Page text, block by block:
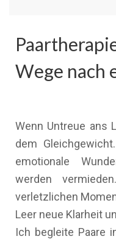
Wege nach
Wenn Untreue ans
dem
emotionale
werden
verletzlichen
Leer neue Klarheit
Ich begleite Paare